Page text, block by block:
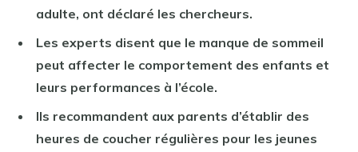
adulte, ont déclaré les chercheurs.
Les experts disent que le manque de sommeil
peut affecter le comportement des enfants et
leurs performances à l’école.
Ils recommandent aux parents d’établir des
heures de coucher régulières pour les jeunes